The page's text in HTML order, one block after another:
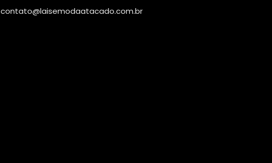
contato@laisemodaatacado.com.br